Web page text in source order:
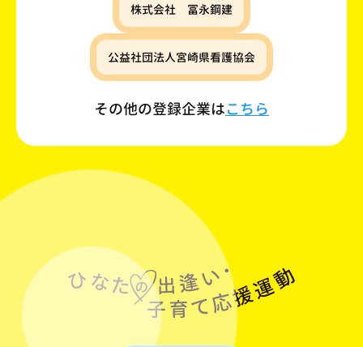
株式会社 冨永鋼建
公益社団法人宮崎県看護協会
その他の登録企業はこちら